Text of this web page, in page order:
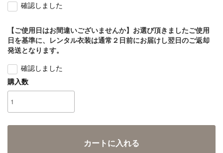
確認しました
【ご使用日はお間違いございませんか】お選び頂きましたご使用
日を基準に、レンタル衣装は通常２日前にお届けし翌日のご返却
発送となります。
確認しました
購入数
カートに入れる